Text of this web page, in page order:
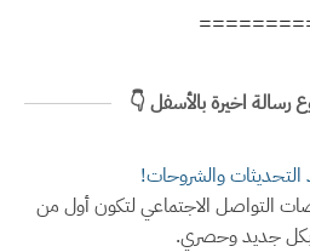
رسالة اخيرة بالأسفل 👇
والشروحات!
التواصل الاجتماعي لتكون أول من
جديد وحصري.